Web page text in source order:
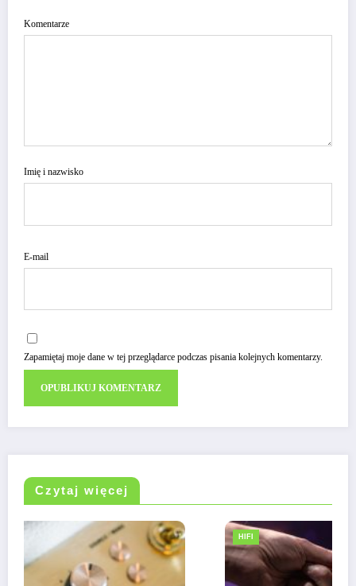
Komentarze
Imię i nazwisko
E-mail
Zapamiętaj moje dane w tej przeglądarce podczas pisania kolejnych komentarzy.
Czytaj więcej